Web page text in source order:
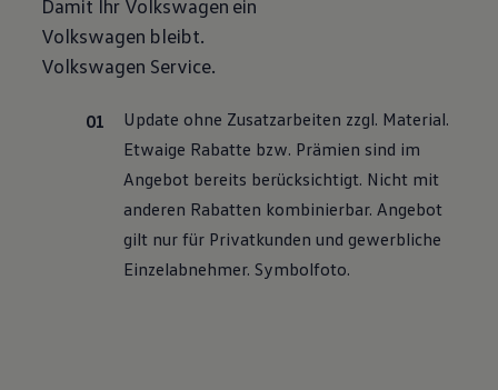
Motorenöl und Flüssigkeiten
Räder und Reifen
Pannen- und Unfallhilfe
Economy Service
Zubehör
Schutz und Pflege
Transport
Individualisieren
Wallbox und Ladekabel
Dienste für Ihr Modell finden
Damit Ihr Volkswagen ein
Volkswagen bleibt.
Volkswagen Service.
Update ohne Zusatzarbeiten zzgl. Material.
Etwaige Rabatte bzw. Prämien sind im
Angebot bereits berücksichtigt. Nicht mit
anderen Rabatten kombinierbar. Angebot
gilt nur für Privatkunden und gewerbliche
Einzelabnehmer. Symbolfoto.